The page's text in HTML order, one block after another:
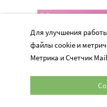
Для улучшения
файлы cookie и
Метрика и Счетчик